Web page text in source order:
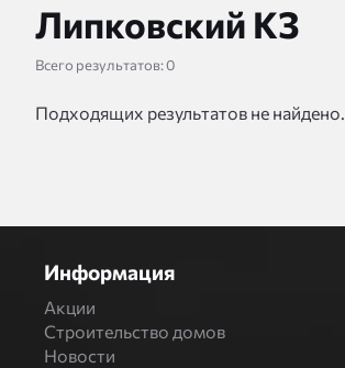
Липковский КЗ
Всего результатов:0
Подходящих результатов не найдено.
Информация
Акции
Строительство домов
Новости